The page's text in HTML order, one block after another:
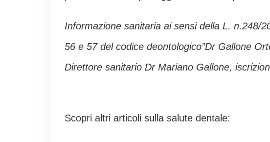
Informazione sanitaria ai sensi della L. n.248/
56 e 57 del codice deontologico”Dr Gallone
Direttore sanitario Dr Mariano Gallone,
Scopri altri articoli sulla salute dentale: